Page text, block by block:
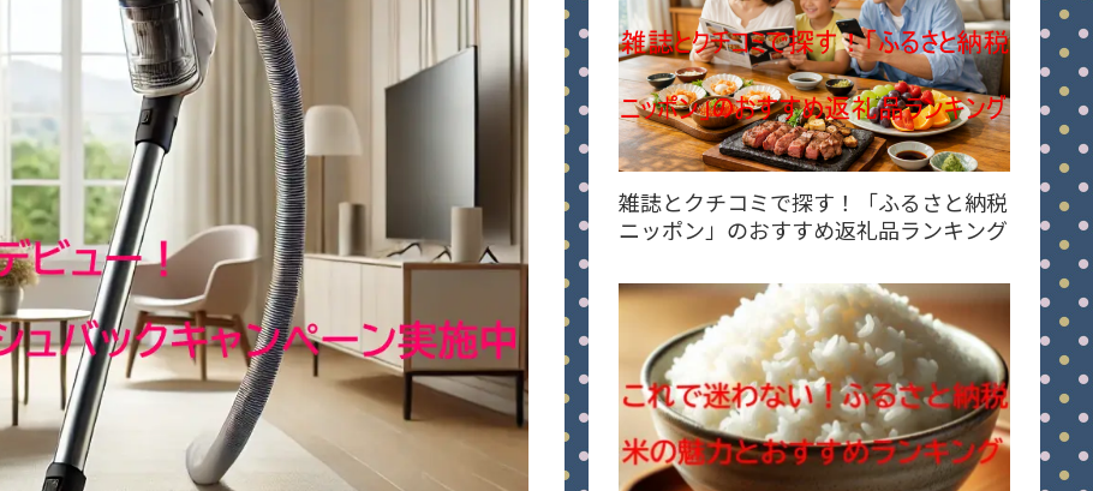
雑誌とクチコミで探す！「ふるさと納税
ニッポン」のおすすめ返礼品ランキング